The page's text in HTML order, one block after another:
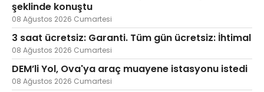
şeklinde konuştu
08 Ağustos 2026 Cumartesi
3 saat ücretsiz: Garanti. Tüm gün ücretsiz: İhtimal
08 Ağustos 2026 Cumartesi
DEM’li Yol, Ova'ya araç muayene istasyonu istedi
08 Ağustos 2026 Cumartesi
Teknoloji
Web TV Galeri Yazarlar